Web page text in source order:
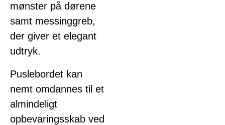
mønster på dørene
samt messinggreb,
der giver et elegant
udtryk.
Puslebordet kan
nemt omdannes til et
almindeligt
opbevaringsskab ved